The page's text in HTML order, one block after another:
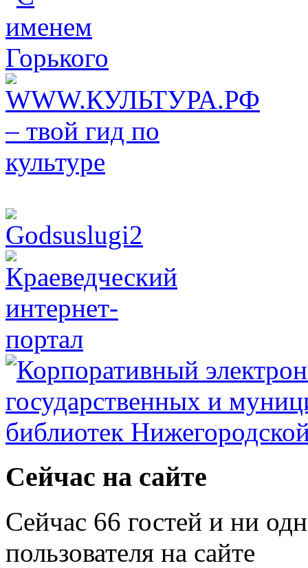
Сейчас на сайте
Сейчас 66 гостей и ни
пользователя на сайте